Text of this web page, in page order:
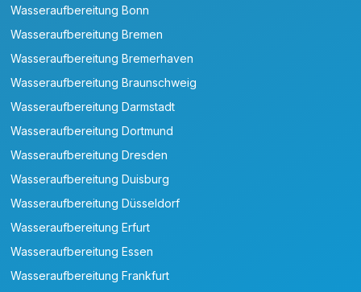
Wasseraufbereitung Bonn
Wasseraufbereitung Bremen
Wasseraufbereitung Bremerhaven
Wasseraufbereitung Braunschweig
Wasseraufbereitung Darmstadt
Wasseraufbereitung Dortmund
Wasseraufbereitung Dresden
Wasseraufbereitung Duisburg
Wasseraufbereitung Düsseldorf
Wasseraufbereitung Erfurt
Wasseraufbereitung Essen
Wasseraufbereitung Frankfurt